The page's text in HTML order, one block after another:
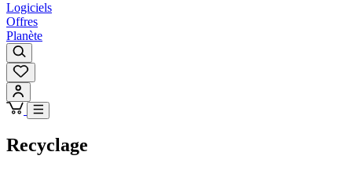
Logiciels
Offres
Planète
Recyclage